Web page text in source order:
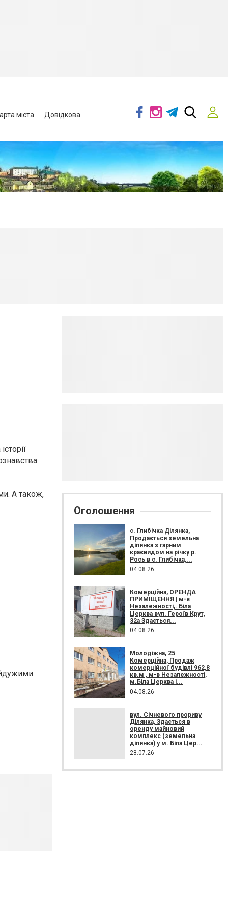
міста
Довідкова
А також,
Оголошення
с. Глибічка Ділянка,
Продається земельна
ділянка з гарним
краєвидом на річку р.
Рось в с. Глибічка,...
04.08.26
Комерційна, ОРЕНДА
ПРИМІЩЕННЯ | м-в
Незалежності,. Біла
Церква вул. Героїв Крут,
32а Здається...
04.08.26
Молодіжна, 25
Комерційна, Продаж
комерційної будівлі 962,8
кв.м , м-в Незалежності,
м.Біла Церква і...
04.08.26
вул. Січневого прориву
Ділянка, Здається в
оренду майновий
комплекс (земельна
ділянка) у м. Біла Цер...
28.07.26